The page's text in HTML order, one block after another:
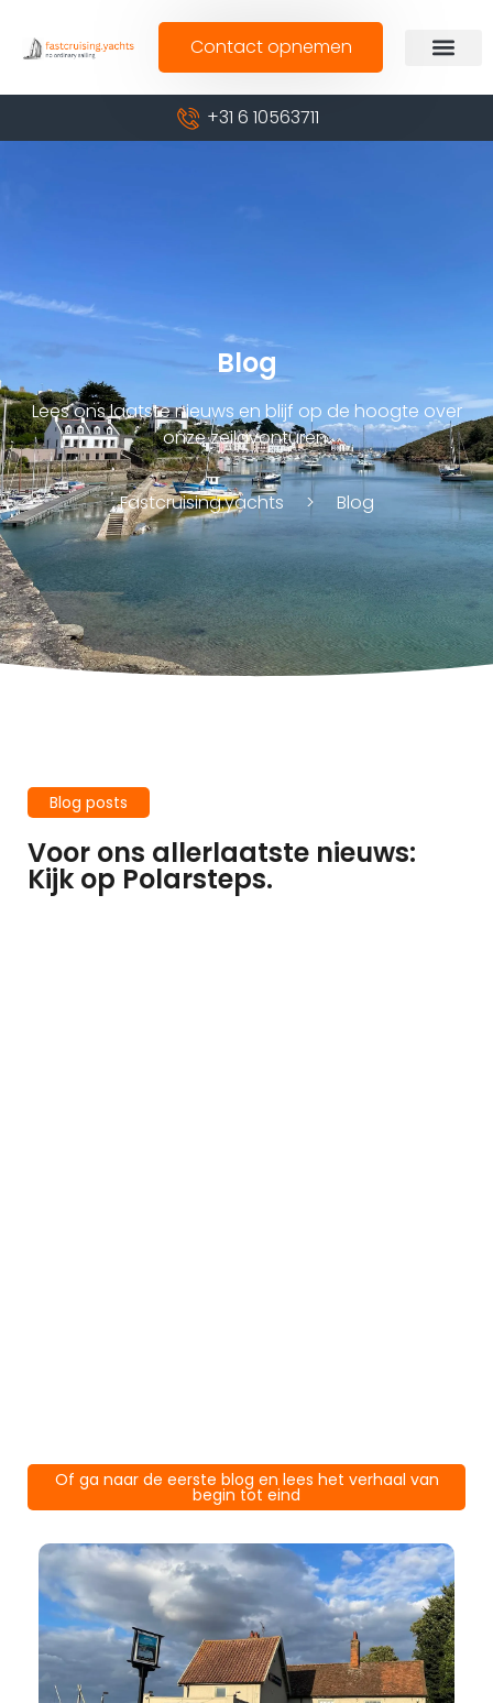
Contact opnemen
+31 6 10563711
Blog
Lees ons laatste nieuws en blijf op de hoogte over
onze zeilavonturen.
Fastcruising.yachts Blog
Blog posts
Voor ons allerlaatste nieuws:
Kijk op Polarsteps.
Of ga naar de eerste blog en lees het verhaal van
begin tot eind